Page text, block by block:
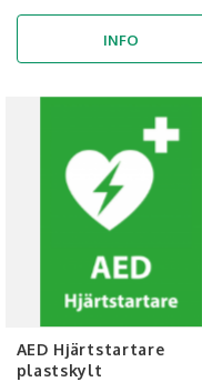
INFO
AED Hjärtstartare
plastskylt